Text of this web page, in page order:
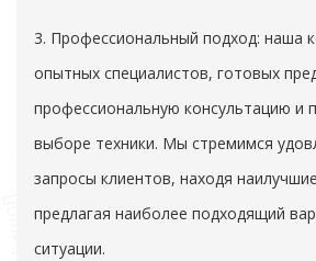
3. Профессиональный подход: наша
опытных специалистов, готовых
профессиональную консультацию и
выборе техники. Мы стремимся
запросы клиентов, находя
предлагая наиболее подходящий
ситуации.